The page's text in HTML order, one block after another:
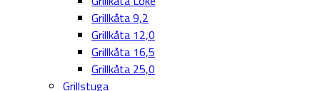
Grillkåta 9,2
Grillkåta 12,0
Grillkåta 16,5
Grillkåta 25,0
Grillstuga